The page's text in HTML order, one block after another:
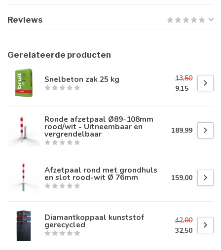
Reviews
Gerelateerde producten
Snelbeton zak 25 kg
13,50
9,15
Ronde afzetpaal Ø89-108mm
rood/wit - Uitneembaar en
vergrendelbaar 189,99
Afzetpaal rond met grondhuls
en slot rood-wit Ø 76mm 159,00
Diamantkoppaal kunststof
gerecycled
42,00
32,50